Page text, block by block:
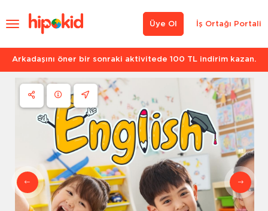
İş Ortağı Portali
Üye Ol
Arkadaşını öner bir sonraki aktivitede 100 TL indirim kazan.